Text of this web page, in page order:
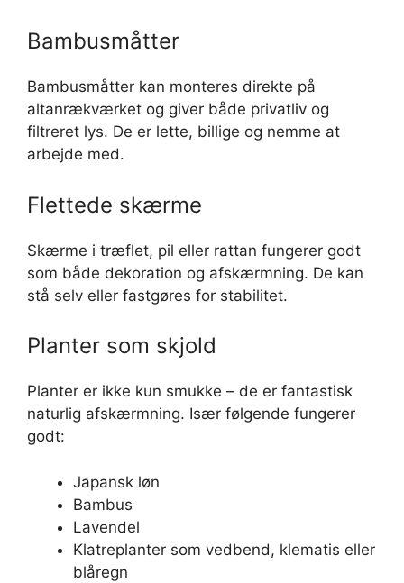
Bambusmåtter
Bambusmåtter kan monteres direkte på
altanrækværket og giver både privatliv og
filtreret lys. De er lette, billige og nemme at
arbejde med.
Flettede skærme
Skærme i træflet, pil eller rattan fungerer godt
som både dekoration og afskærmning. De kan
stå selv eller fastgøres for stabilitet.
Planter som skjold
Planter er ikke kun smukke – de er fantastisk
naturlig afskærmning. Især følgende fungerer
godt:
Japansk løn
Bambus
Lavendel
Klatreplanter som vedbend, klematis eller
blåregn